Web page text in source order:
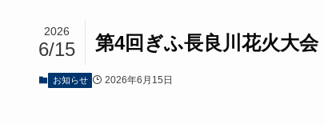
第4回ぎふ長良川花火大
2026
6/15
お知らせ 2026年6月15日